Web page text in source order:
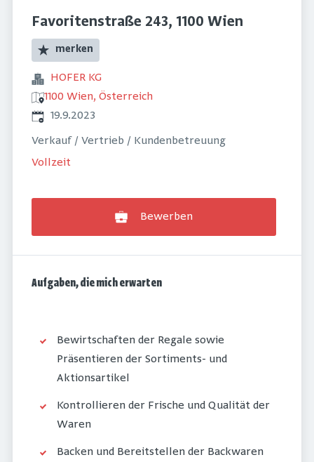
Favoritenstraße 243, 1100 Wien
merken
HOFER KG
1100 Wien, Österreich
Veröffentlicht
19.9.2023
Verkauf / Vertrieb / Kundenbetreuung
Vollzeit
Bewerben
Aufgaben, die mich erwarten
Bewirtschaften der Regale sowie
Präsentieren der Sortiments- und
Aktionsartikel
Kontrollieren der Frische und Qualität der
Waren
Backen und Bereitstellen der Backwaren